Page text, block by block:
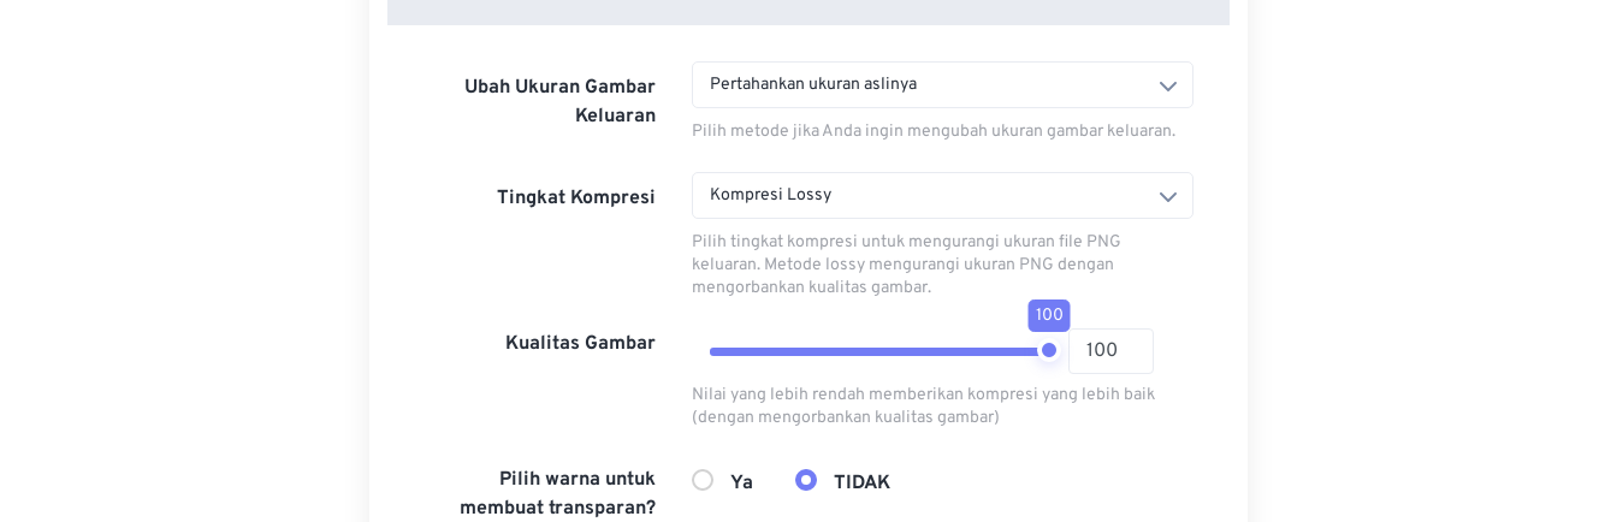
Ubah Ukuran Gambar
Keluaran
Pertahankan ukuran aslinya
Pilih metode jika Anda ingin mengubah ukuran gambar keluaran.
Tingkat Kompresi Kompresi Lossy
Pilih tingkat kompresi untuk mengurangi ukuran file PNG
keluaran. Metode lossy mengurangi ukuran PNG dengan
mengorbankan kualitas gambar.
Kualitas Gambar
100
Nilai yang lebih rendah memberikan kompresi yang lebih baik
(dengan mengorbankan kualitas gambar)
Pilih warna untuk
membuat transparan?
Ya TIDAK